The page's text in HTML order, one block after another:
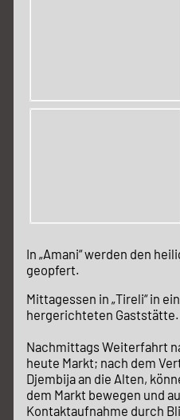
In „Amani“ werden den
geopfert.
Mittagessen in „Tireli“ in
hergerichteten Gaststätte.
Nachmittags Weiterfahrt
heute Markt; nach dem
Djembija an die Alten,
dem Markt bewegen und
Kontaktaufnahme durch